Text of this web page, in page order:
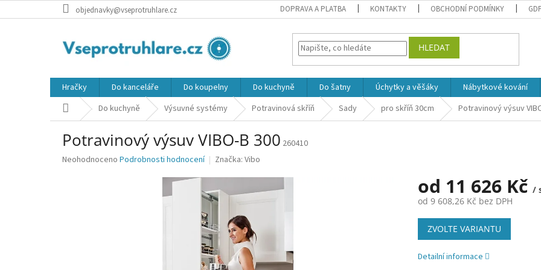
na
objednavky@vseprotruhlare.cz DOPRAVA A PLATBA KONTAKTY OBCHODNÍ PODMÍNKY
HLEDAT
Hračky Do kanceláře Do koupelny Do kuchyně Do šatny Úchytky a věšáky Nábytkové kování
Domů Do kuchyně Výsuvné systémy Potravinová skříň Sady pro skříň 30cm Potravinový výsuv
Potravinový výsuv VIBO-B 300 260410
Průměrné
Neohodnoceno Podrobnosti hodnocení Značka: Vibo
od 11 626 Kč /
od 9 608,26 Kč bez DPH
Měrná
cena:
ZVOLTE VARIANTU
Detailní informace